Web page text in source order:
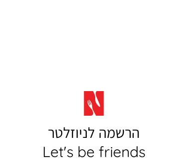
הרשמה לניוזלטר
Let's be friends